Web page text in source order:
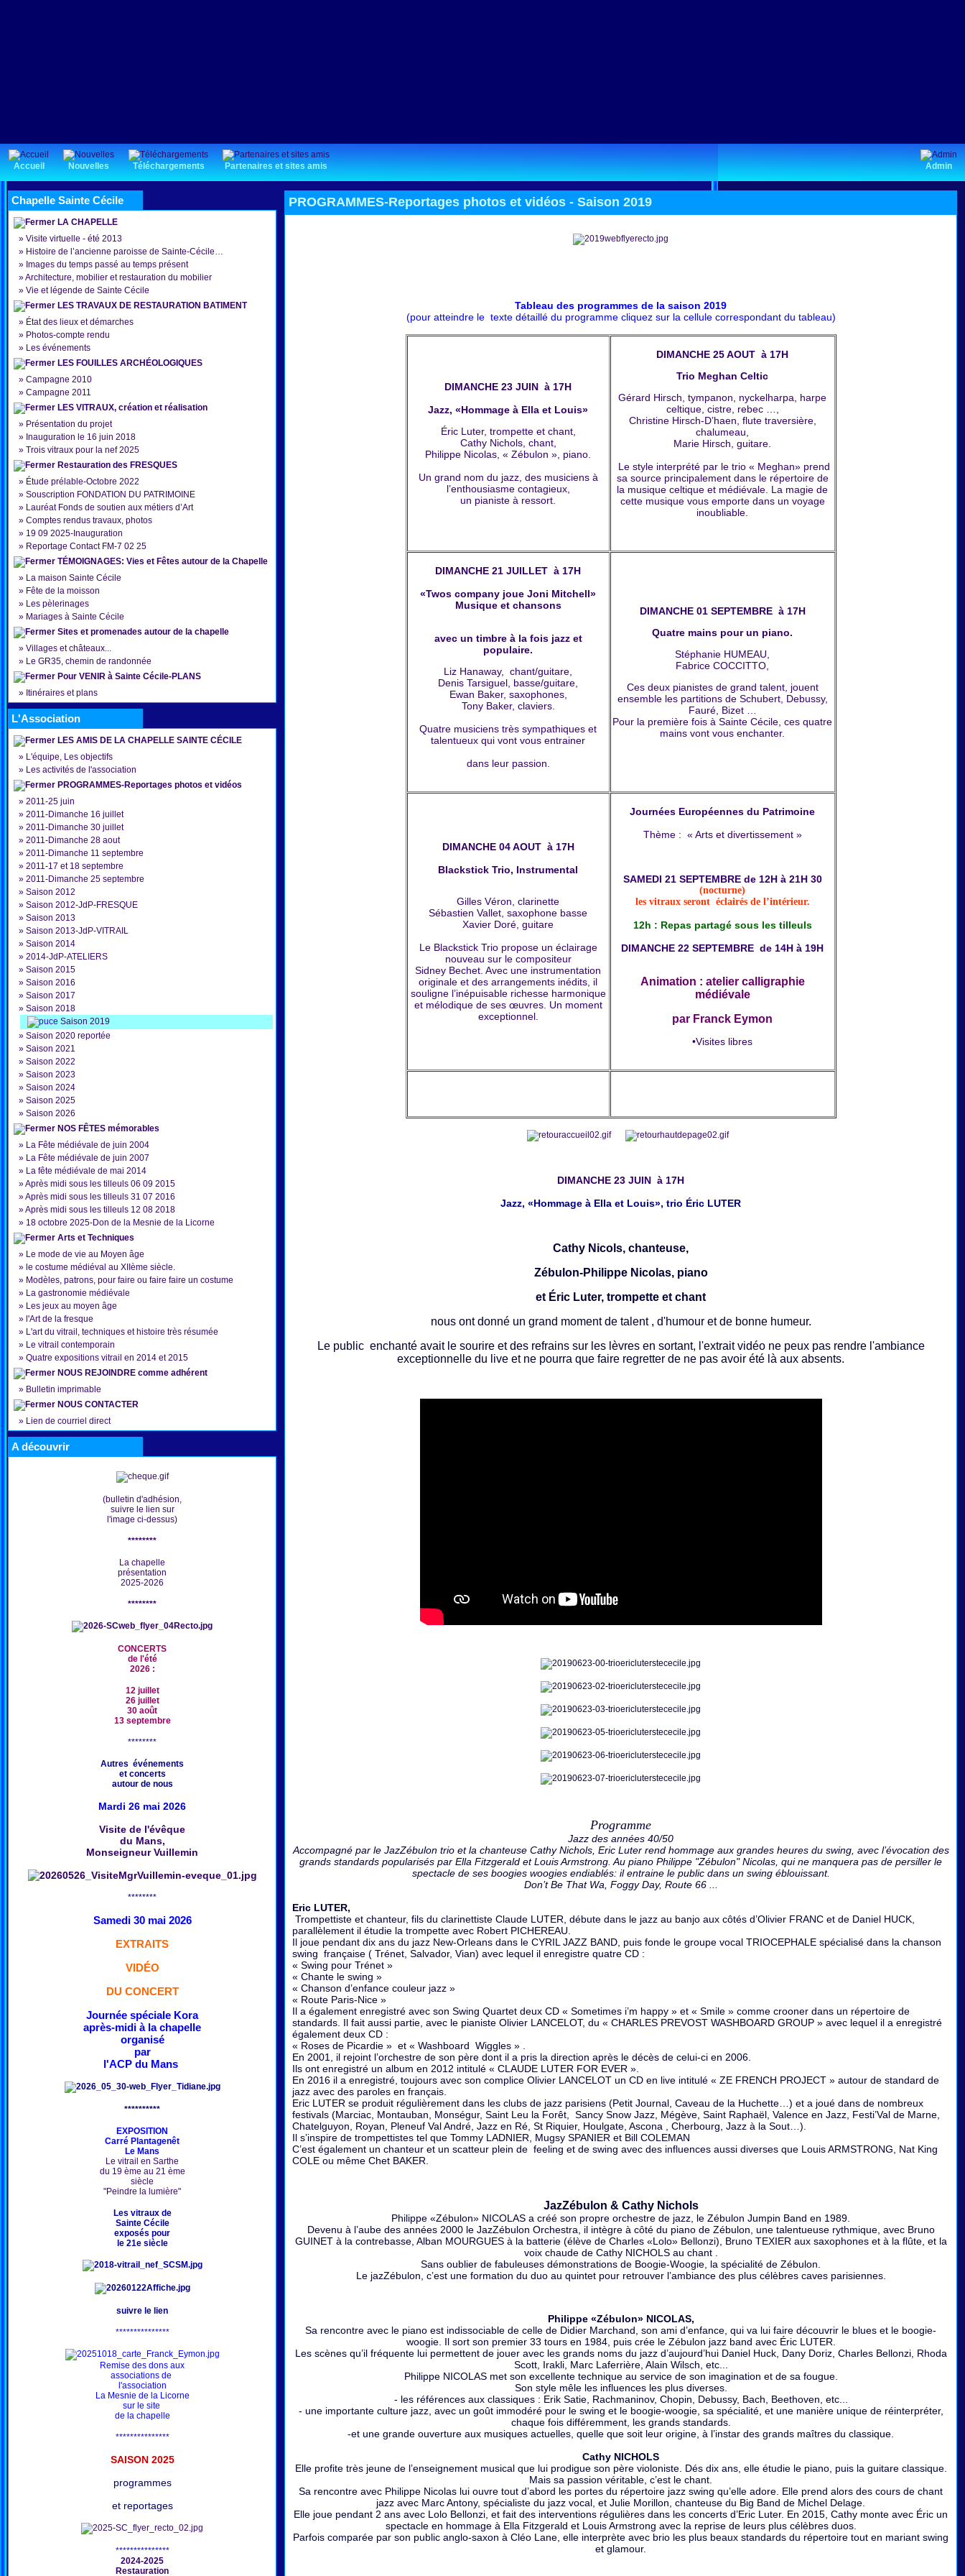
Admin
Accueil Nouvelles Téléchargements Partenaires et sites amis
Chapelle Sainte Cécile
LA CHAPELLE
» Visite virtuelle - été 2013
» Histoire de l’ancienne paroisse de Sainte-Cécile…
» Images du temps passé au temps présent
»Architecture, mobilier et restauration du mobilier
» Vie et légende de Sainte Cécile
LES TRAVAUX DE RESTAURATION BATIMENT
» État des lieux et démarches
» Photos-compte rendu
» Les événements
LES FOUILLES ARCHÉOLOGIQUES
» Campagne 2010
» Campagne 2011
LES VITRAUX, création et réalisation
» Présentation du projet
» Inauguration le 16 juin 2018
» Trois vitraux pour la nef 2025
Restauration des FRESQUES
» Étude prélable-Octobre 2022
» Souscription FONDATION DU PATRIMOINE
» Lauréat Fonds de soutien aux métiers d’Art
» Comptes rendus travaux, photos
» 19 09 2025-Inauguration
» Reportage Contact FM-7 02 25
TÉMOIGNAGES: Vies et Fêtes autour de la Chapelle
» La maison Sainte Cécile
» Fête de la moisson
» Les pèlerinages
» Mariages à Sainte Cécile
Sites et promenades autour de la chapelle
» Villages et châteaux...
» Le GR35, chemin de randonnée
Pour VENIR à Sainte Cécile-PLANS
» Itinéraires et plans
L'Association
LES AMIS DE LA CHAPELLE SAINTE CÉCILE
» L'équipe, Les objectifs
» Les activités de l'association
PROGRAMMES-Reportages photos et vidéos
» 2011-25 juin
» 2011-Dimanche 16 juillet
» 2011-Dimanche 30 juillet
» 2011-Dimanche 28 aout
» 2011-Dimanche 11 septembre
» 2011-17 et 18 septembre
» 2011-Dimanche 25 septembre
» Saison 2012
» Saison 2012-JdP-FRESQUE
» Saison 2013
» Saison 2013-JdP-VITRAIL
» Saison 2014
» 2014-JdP-ATELIERS
» Saison 2015
» Saison 2016
» Saison 2017
» Saison 2018
Saison 2019
» Saison 2020 reportée
» Saison 2021
» Saison 2022
» Saison 2023
» Saison 2024
» Saison 2025
» Saison 2026
NOS FÊTES mémorables
» La Fête médiévale de juin 2004
» La Fête médiévale de juin 2007
» La fête médiévale de mai 2014
»Après midi sous les tilleuls 06 09 2015
»Après midi sous les tilleuls 31 07 2016
»Après midi sous les tilleuls 12 08 2018
» 18 octobre 2025-Don de la Mesnie de la Licorne
Arts et Techniques
» Le mode de vie au Moyen âge
» le costume médiéval au XIIème siècle.
» Modèles, patrons, pour faire ou faire faire un costume
» La gastronomie médiévale
» Les jeux au moyen âge
» l'Art de la fresque
» L'art du vitrail, techniques et histoire très résumée
» Le vitrail contemporain
» Quatre expositions vitrail en 2014 et 2015
NOUS REJOINDRE comme adhérent
» Bulletin imprimable
NOUS CONTACTER
» Lien de courriel direct
A découvrir
(bulletin d'adhésion,
suivre le lien sur
l'image ci-dessus)
********
La chapelle
présentation
2025-2026
********
CONCERTS
de l'été
2026 :
12 juillet
26 juillet
30 août
13 septembre
********
Autres événements
et concerts
autour de nous
Mardi 26 mai 2026
Visite de l'évêque
du Mans,
Monseigneur Vuillemin
********
Samedi 30 mai 2026
EXTRAITS
VIDÉO
DU CONCERT
Journée spéciale Kora
après-midi à la chapelle
organisé
par
l'ACP du Mans
**********
EXPOSITION
Carré Plantagenêt
Le Mans
Le vitrail en Sarthe
du 19 ème au 21 ème
siècle
"Peindre la lumière"
Les vitraux de
Sainte Cécile
exposés pour
le 21e siècle
suivre le lien
***************
Remise des dons aux
associations de
l'association
La Mesnie de la Licorne
sur le site
de la chapelle
***************
SAISON 2025
programmes
et reportages
***************
2024-2025
Restauration
PROGRAMMES-Reportages photos et vidéos - Saison 2019
Tableau des programmes de la saison 2019
(pour atteindre le texte détaillé du programme cliquez sur la cellule correspondant du tableau)
DIMANCHE 23 JUIN à 17H
Jazz, «Hommage à Ella et Louis»
Éric Luter, trompette et chant,
Cathy Nichols, chant,
Philippe Nicolas, « Zébulon », piano.
Un grand nom du jazz, des musiciens à
l’enthousiasme contagieux,
un pianiste à ressort.
DIMANCHE 25 AOUT à 17H
Trio Meghan Celtic
Gérard Hirsch, tympanon, nyckelharpa, harpe
celtique, cistre, rebec …,
Christine Hirsch-D’haen, flute traversière,
chalumeau,
Marie Hirsch, guitare.
Le style interprété par le trio « Meghan» prend
sa source principalement dans le répertoire de
la musique celtique et médiévale. La magie de
cette musique vous emporte dans un voyage
inoubliable.
DIMANCHE 21 JUILLET à 17H
«Twos company joue Joni Mitchell»
Musique et chansons
avec un timbre à la fois jazz et
populaire.
Liz Hanaway, chant/guitare,
Denis Tarsiguel, basse/guitare,
Ewan Baker, saxophones,
Tony Baker, claviers.
Quatre musiciens très sympathiques et
talentueux qui vont vous entrainer
dans leur passion.
DIMANCHE 01 SEPTEMBRE à 17H
Quatre mains pour un piano.
Stéphanie HUMEAU,
Fabrice COCCITTO,
Ces deux pianistes de grand talent, jouent
ensemble les partitions de Schubert, Debussy,
Fauré, Bizet …
Pour la première fois à Sainte Cécile, ces quatre
mains vont vous enchanter.
DIMANCHE 04 AOUT à 17H
Blackstick Trio, Instrumental
Gilles Véron, clarinette
Sébastien Vallet, saxophone basse
Xavier Doré, guitare
Le Blackstick Trio propose un éclairage
nouveau sur le compositeur
Sidney Bechet. Avec une instrumentation
originale et des arrangements inédits, il
souligne l’inépuisable richesse harmonique
et mélodique de ses œuvres. Un moment
exceptionnel.
Journées Européennes du Patrimoine
Thème : « Arts et divertissement »
SAMEDI 21 SEPTEMBRE de 12H à 21H 30
(nocturne)
les vitraux seront éclairés de l’intérieur.
12h : Repas partagé sous les tilleuls
DIMANCHE 22 SEPTEMBRE de 14H à 19H
Animation : atelier calligraphie
médiévale
par Franck Eymon
•Visites libres
DIMANCHE 23 JUIN à 17H
Jazz, «Hommage à Ella et Louis», trio Éric LUTER
Cathy Nicols, chanteuse,
Zébulon-Philippe Nicolas, piano
et Éric Luter, trompette et chant
nous ont donné un grand moment de talent , d'humour et de bonne humeur.
Le public enchanté avait le sourire et des refrains sur les lèvres en sortant, l'extrait vidéo ne peux pas rendre l'ambiance
exceptionnelle du live et ne pourra que faire regretter de ne pas avoir été là aux absents.
Programme
Jazz des années 40/50
Accompagné par le JazZébulon trio et la chanteuse Cathy Nichols, Eric Luter rend hommage aux grandes heures du swing, avec l’évocation des
grands standards popularisés par Ella Fitzgerald et Louis Armstrong. Au piano Philippe "Zébulon" Nicolas, qui ne manquera pas de persiller le
spectacle de ses boogies woogies endiablés: il entraine le public dans un swing éblouissant.
Don’t Be That Wa, Foggy Day, Route 66 ...
Eric LUTER,
Trompettiste et chanteur, fils du clarinettiste Claude LUTER, débute dans le jazz au banjo aux côtés d’Olivier FRANC et de Daniel HUCK,
parallèlement il étudie la trompette avec Robert PICHEREAU.
Il joue pendant dix ans du jazz New-Orleans dans le CYRIL JAZZ BAND, puis fonde le groupe vocal TRIOCEPHALE spécialisé dans la chanson
swing française ( Trénet, Salvador, Vian) avec lequel il enregistre quatre CD :
« Swing pour Trénet »
« Chante le swing »
« Chanson d’enfance couleur jazz »
« Route Paris-Nice »
Il a également enregistré avec son Swing Quartet deux CD « Sometimes i’m happy » et « Smile » comme crooner dans un répertoire de
standards. Il fait aussi partie, avec le pianiste Olivier LANCELOT, du « CHARLES PREVOST WASHBOARD GROUP » avec lequel il a enregistré
également deux CD :
« Roses de Picardie » et « Washboard Wiggles » .
En 2001, il rejoint l’orchestre de son père dont il a pris la direction après le décès de celui-ci en 2006.
Ils ont enregistré un album en 2012 intitulé « CLAUDE LUTER FOR EVER ».
En 2016 il a enregistré, toujours avec son complice Olivier LANCELOT un CD en live intitulé « ZE FRENCH PROJECT » autour de standard de
jazz avec des paroles en français.
Eric LUTER se produit régulièrement dans les clubs de jazz parisiens (Petit Journal, Caveau de la Huchette…) et a joué dans de nombreux
festivals (Marciac, Montauban, Monségur, Saint Leu la Forêt, Sancy Snow Jazz, Mégève, Saint Raphaël, Valence en Jazz, Festi’Val de Marne,
Chatelguyon, Royan, Pleneuf Val André, Jazz en Ré, St Riquier, Houlgate, Ascona , Cherbourg, Jazz à la Sout…).
Il s’inspire de trompettistes tel que Tommy LADNIER, Mugsy SPANIER et Bill COLEMAN
C’est également un chanteur et un scatteur plein de feeling et de swing avec des influences aussi diverses que Louis ARMSTRONG, Nat King
COLE ou même Chet BAKER.
JazZébulon & Cathy Nichols
Philippe «Zébulon» NICOLAS a créé son propre orchestre de jazz, le Zébulon Jumpin Band en 1989.
Devenu à l’aube des années 2000 le JazZébulon Orchestra, il intègre à côté du piano de Zébulon, une talentueuse rythmique, avec Bruno
GUINET à la contrebasse, Alban MOURGUES à la batterie (élève de Charles «Lolo» Bellonzi), Bruno TEXIER aux saxophones et à la flûte, et la
voix chaude de Cathy NICHOLS au chant .
Sans oublier de fabuleuses démonstrations de Boogie-Woogie, la spécialité de Zébulon.
Le jazZébulon, c’est une formation du duo au quintet pour retrouver l’ambiance des plus célèbres caves parisiennes.
Philippe «Zébulon» NICOLAS,
Sa rencontre avec le piano est indissociable de celle de Didier Marchand, son ami d’enfance, qui va lui faire découvrir le blues et le boogie-
woogie. Il sort son premier 33 tours en 1984, puis crée le Zébulon jazz band avec Éric LUTER.
Les scènes qu’il fréquente lui permettent de jouer avec les grands noms du jazz d’aujourd’hui Daniel Huck, Dany Doriz, Charles Bellonzi, Rhoda
Scott, Irakli, Marc Laferrière, Alain Wilsch, etc...
Philippe NICOLAS met son excellente technique au service de son imagination et de sa fougue.
Son style mêle les influences les plus diverses.
- les références aux classiques : Erik Satie, Rachmaninov, Chopin, Debussy, Bach, Beethoven, etc...
- une importante culture jazz, avec un goût immodéré pour le swing et le boogie-woogie, sa spécialité, et une manière unique de réinterpréter,
chaque fois différemment, les grands standards.
-et une grande ouverture aux musiques actuelles, quelle que soit leur origine, à l’instar des grands maîtres du classique.
Cathy NICHOLS
Elle profite très jeune de l’enseignement musical que lui prodigue son père violoniste. Dés dix ans, elle étudie le piano, puis la guitare classique.
Mais sa passion véritable, c’est le chant.
Sa rencontre avec Philippe Nicolas lui ouvre tout d’abord les portes du répertoire jazz swing qu’elle adore. Elle prend alors des cours de chant
jazz avec Marc Antony, spécialiste du jazz vocal, et Julie Morillon, chanteuse du Big Band de Michel Delage.
Elle joue pendant 2 ans avec Lolo Bellonzi, et fait des interventions régulières dans les concerts d’Eric Luter. En 2015, Cathy monte avec Éric un
spectacle en hommage à Ella Fitzgerald et Louis Armstrong avec la reprise de leurs plus célèbres duos.
Parfois comparée par son public anglo-saxon à Cléo Lane, elle interprète avec brio les plus beaux standards du répertoire tout en mariant swing
et glamour.